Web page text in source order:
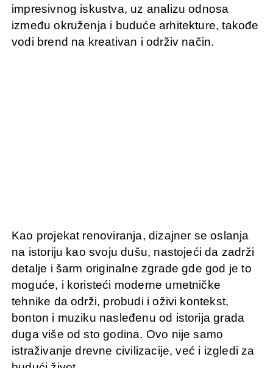
impresivnog iskustva, uz analizu odnosa
između okruženja i buduće arhitekture, takođe
vodi brend na kreativan i održiv način.
Kao projekat renoviranja, dizajner se oslanja
na istoriju kao svoju dušu, nastojeći da zadrži
detalje i šarm originalne zgrade gde god je to
moguće, i koristeći moderne umetničke
tehnike da održi, probudi i oživi kontekst,
bonton i muziku nasleđenu od istorija grada
duga više od sto godina. Ovo nije samo
istraživanje drevne civilizacije, već i izgledi za